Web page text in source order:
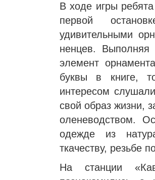
В ходе игры
первой
удивительными
ненцев. Выполняя
элемент
буквы в книге,
интересом
свой образ жизни,
оленеводством.
одежде из
ткачеству, резьбе
На станции